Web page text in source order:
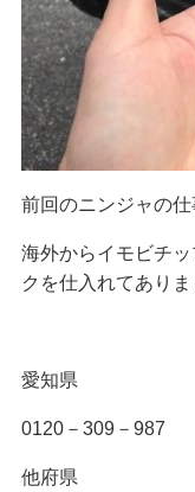
前回のニンジャの仕
海外からイモビチ
クを仕入れてありま
愛知県
0120－309－987
他府県